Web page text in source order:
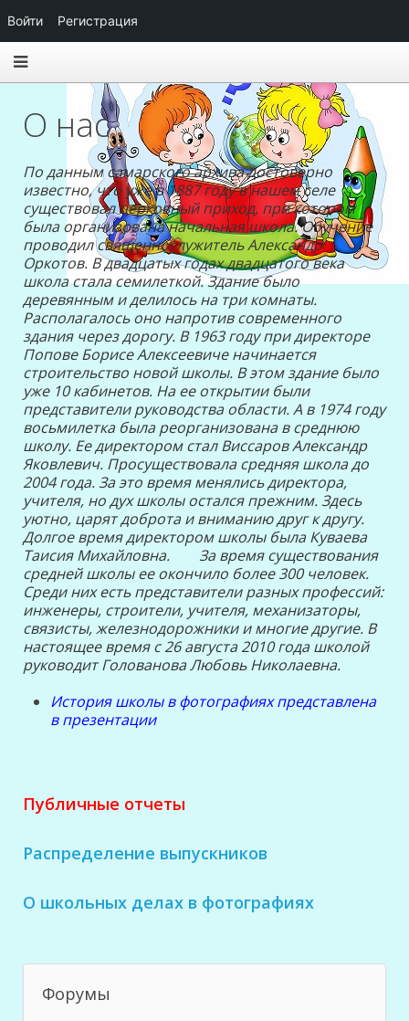
О нас
По данным самарского архива достоверно
известно, что уже в 1887 году в нашем селе
существовал церковный приход, при котором
была организована начальная школа. Обучение
проводил священнослужитель Александр
Оркотов. В двадцатых годах двадцатого века
школа стала семилеткой. Здание было
деревянным и делилось на три комнаты.
Располагалось оно напротив современного
здания через дорогу. В 1963 году при директоре
Попове Борисе Алексеевиче начинается
строительство новой школы. В этом здание было
уже 10 кабинетов. На ее открытии были
представители руководства области.А в 1974 году
восьмилетка была реорганизована в среднюю
школу. Ее директором стал Виссаров Александр
Яковлевич. Просуществовала средняя школа до
2004 года. За это время менялись директора,
учителя, но дух школы остался прежним. Здесь
уютно, царят доброта и вниманию друг к другу.
Долгое время директором школы была Куваева
Таисия Михайловна.
За время существования
средней школы ее окончило более 300 человек.
Среди них есть представители разных профессий:
инженеры, строители, учителя, механизаторы,
связисты, железнодорожники и многие другие. В
настоящее время с 26 августа 2010 года школой
руководит Голованова Любовь Николаевна.
История школы в фотографиях представлена
в презентации
Публичные отчеты
Распределение выпускников
О школьных делах в фотографиях
Форумы
Войти Регистрация